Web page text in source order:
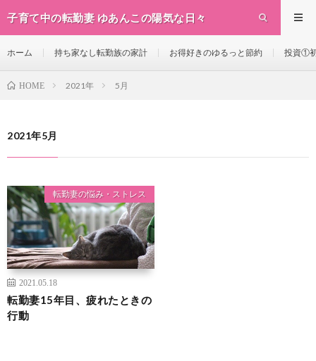
子育て中の転勤妻 ゆあんこの陽気な日々
ホーム 持ち家なし転勤族の家計 お得好きのゆるっと節約 投資①
HOME 2021年 5月
2021年5月
転勤妻の悩み・ストレス
2021.05.18
転勤妻15年目、疲れたときの
行動